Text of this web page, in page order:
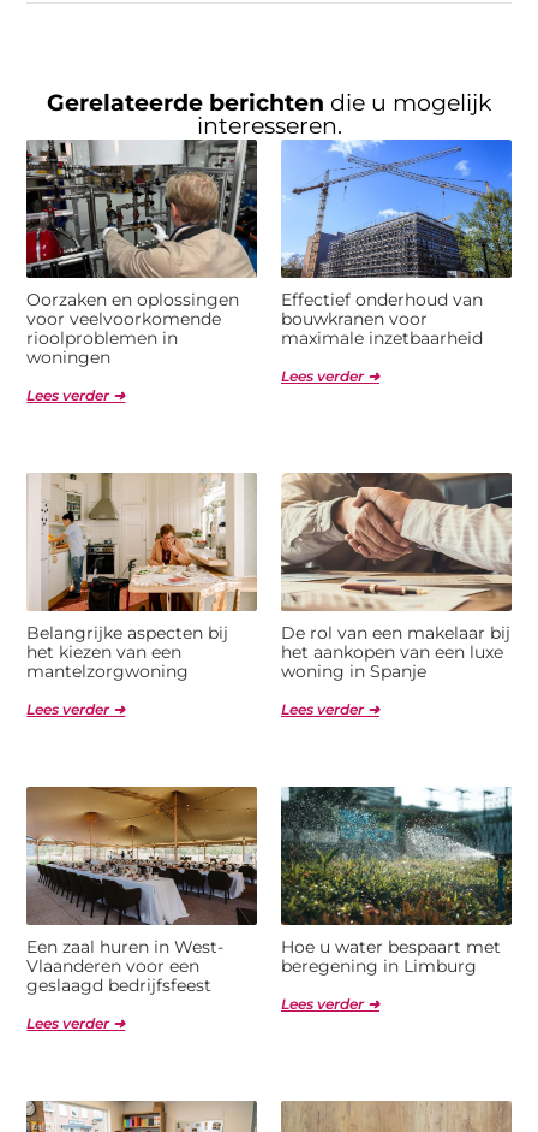
Gerelateerde berichten die u mogelijk
interesseren.
Oorzaken en oplossingen
voor veelvoorkomende
rioolproblemen in
woningen
Lees verder ➜
Effectief onderhoud van
bouwkranen voor
maximale inzetbaarheid
Lees verder ➜
Belangrijke aspecten bij
het kiezen van een
mantelzorgwoning
Lees verder ➜
De rol van een makelaar bij
het aankopen van een luxe
woning in Spanje
Lees verder ➜
Een zaal huren in West-
Vlaanderen voor een
geslaagd bedrijfsfeest
Lees verder ➜
Hoe u water bespaart met
beregening in Limburg
Lees verder ➜